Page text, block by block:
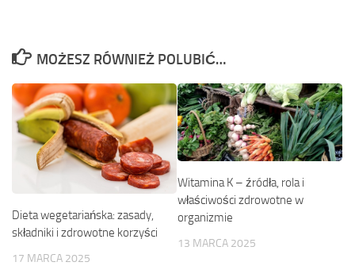
MOŻESZ RÓWNIEŻ POLUBIĆ…
Dieta wegetariańska: zasady,
składniki i zdrowotne korzyści
17 MARCA 2025
Witamina K – źródła, rola i
właściwości zdrowotne w
organizmie
13 MARCA 2025